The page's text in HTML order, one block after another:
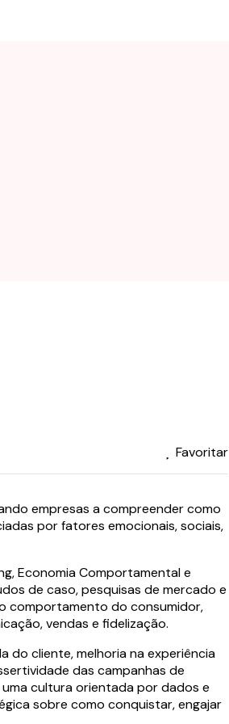
Favoritar
empresas a compreender como
por fatores emocionais, sociais,
Economia Comportamental e
de caso, pesquisas de mercado e
comportamento do consumidor,
vendas e fidelização.
do cliente, melhoria na experiência
das campanhas de
cultura orientada por dados e
sobre como conquistar, engajar